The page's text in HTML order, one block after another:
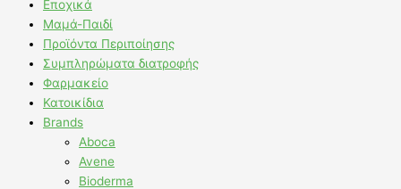
Εποχικά
Μαμά-Παιδί
Προϊόντα Περιποίησης
Συμπληρώματα διατροφής
Φαρμακείο
Κατοικίδια
Brands
Aboca
Avene
Bioderma